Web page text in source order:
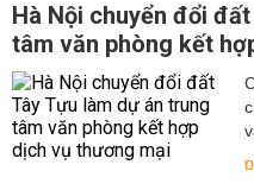
Hà Nội chuyển đổi
tâm văn phòng kết